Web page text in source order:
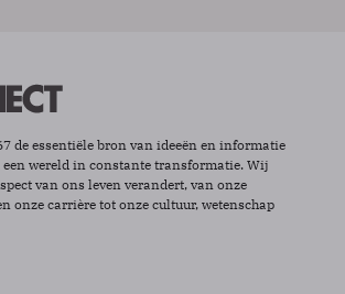
de essentiële bron van ideeën en informatie
een wereld in constante transformatie. Wij
van ons leven verandert, van onze
onze carrière tot onze cultuur, wetenschap